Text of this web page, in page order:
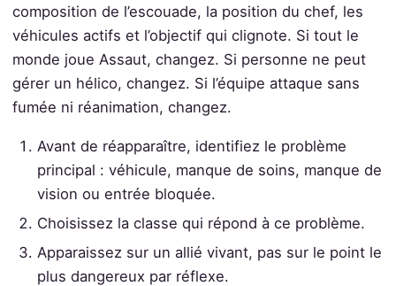
composition de l’escouade, la position du chef, les
véhicules actifs et l’objectif qui clignote. Si tout le
monde joue Assaut, changez. Si personne ne peut
gérer un hélico, changez. Si l’équipe attaque sans
fumée ni réanimation, changez.
Avant de réapparaître, identifiez le problème
principal : véhicule, manque de soins, manque de
vision ou entrée bloquée.
Choisissez la classe qui répond à ce problème.
Apparaissez sur un allié vivant, pas sur le point le
plus dangereux par réflexe.